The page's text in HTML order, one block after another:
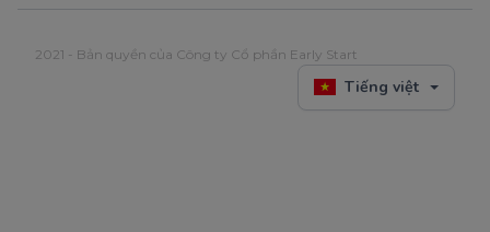
2021 - Bản quyền của Công ty Cổ phần Early Start
Tiếng việt